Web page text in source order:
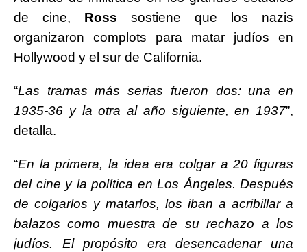
de cine, Ross sostiene que los nazis
organizaron complots para matar judíos en
Hollywood y el sur de California.
“Las tramas más serias fueron dos: una en
1935-36 y la otra al año siguiente, en 1937”,
detalla.
“En la primera, la idea era colgar a 20 figuras
del cine y la política en Los Ángeles. Después
de colgarlos y matarlos, los iban a acribillar a
balazos como muestra de su rechazo a los
judíos. El propósito era desencadenar una